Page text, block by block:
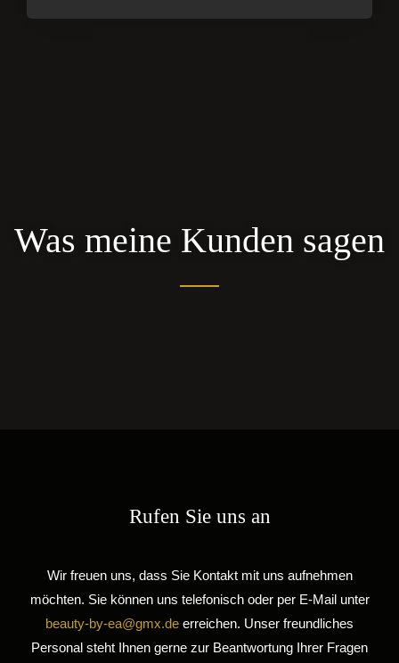
Was meine Kunden sagen
Rufen Sie uns an
Wir freuen uns, dass Sie Kontakt mit uns aufnehmen
möchten. Sie können uns telefonisch oder per E-Mail unter
beauty-by-ea@gmx.de erreichen. Unser freundliches
Personal steht Ihnen gerne zur Beantwortung Ihrer Fragen